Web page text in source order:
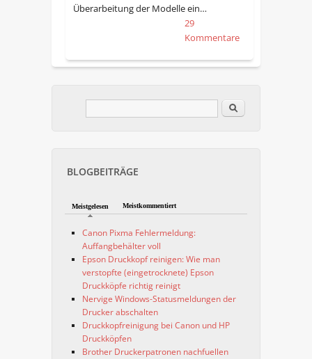
Überarbeitung der Modelle ein…
29
Kommentare
Suchformular Im Blog suchen
BLOGBEITRÄGE
Meistgelesen Meistkommentiert
Canon Pixma Fehlermeldung:
Auffangbehälter voll
Epson Druckkopf reinigen: Wie man
verstopfte (eingetrocknete) Epson
Druckköpfe richtig reinigt
Nervige Windows-Statusmeldungen der
Drucker abschalten
Druckkopfreinigung bei Canon und HP
Druckköpfen
Brother Druckerpatronen nachfuellen